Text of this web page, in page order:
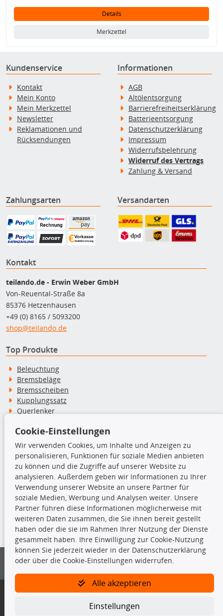
Details
Merkzettel
Kundenservice
Kontakt
Mein Konto
Mein Merkzettel
Newsletter
Reklamationen und
Rücksendungen
Informationen
AGB
Altölentsorgung
Barrierefreiheitserklärung
Batterieentsorgung
Datenschutzerklärung
Impressum
Widerrufsbelehrung
Widerruf des Vertrags
Zahlung & Versand
Zahlungsarten Versandarten
Kontakt
teilando.de - Erwin Weber GmbH
Von-Reuental-Straße 8a
85376 Hetzenhausen
+49 (0) 8165 / 5093200
shop@teilando.de
Top Produkte
Beleuchtung
Bremsbeläge
Bremsscheiben
Kupplungssatz
Querlenker
Stoßdämpfer
TecDoc Inside
Die hier angezeigten Daten insbesondere die gesamte Datenbank dürfen
nicht kopiert werden.
Es ist zu unterlassen, die Daten oder die gesamte Datenbank ohne
vorherige Zustimmung von TecDoc zu vervielfältigen, zu verbreiten
und/oder diese Handlungen durch Dritte ausführen zu lassen. Ein
Bitte prüfen Sie, ob das über unseren Onlineshop identifizierte Ersatzteil
Gegebenenfalls sind ergänzende Informationen notwendig, um
Cookie-Einstellungen
Wir verwenden Cookies, um Inhalte und Anzeigen zu
personalisieren, Funktionen für soziale Medien anbieten
zu können und die Zugriffe auf unserer Website zu
analysieren. Außerdem geben wir Informationen zu Ihrer
Verwendung unserer Website an unsere Partner für
soziale Medien, Werbung und Analysen weiter. Unsere
Partner führen diese Informationen möglicherweise mit
weiteren Daten zusammen, die Sie ihnen bereit gestellt
haben oder die sie im Rahmen Ihrer Nutzung der Dienste
gesammelt haben. Ihre Einwilligung zur Cookie-Nutzung
können Sie jederzeit wieder in der Datenschutzerklärung
oder über die Cookie-Einstellungen widerrufen.
Alle akzeptieren
Einstellungen